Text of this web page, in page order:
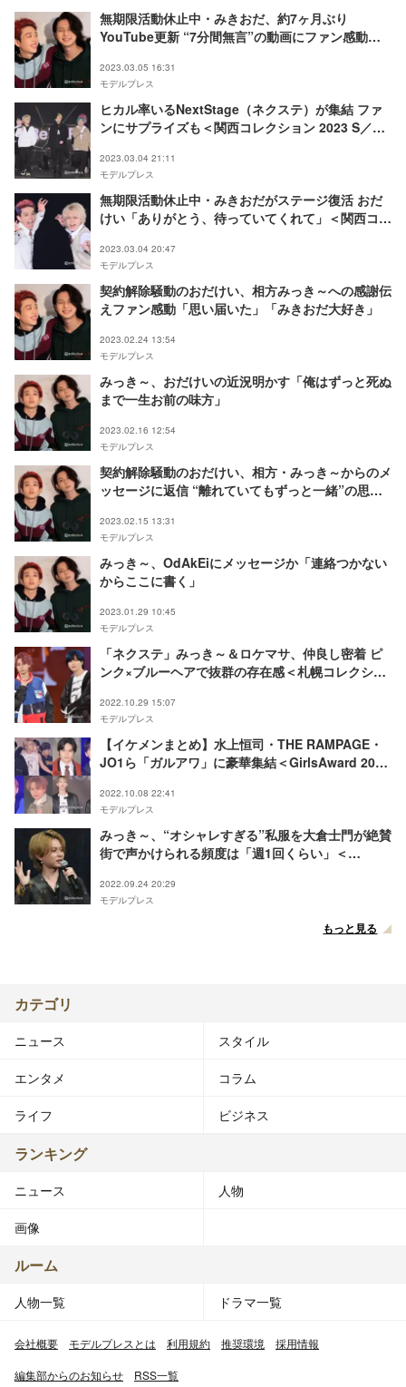
無期限活動休止中・みきおだ、約7ヶ月ぶり
YouTube更新 “7分間無言”の動画にファン感動
2023.03.05 16:31
モデルプレス
ヒカル率いるNextStage（ネクステ）が集結 ファ
ンにサプライズも＜関西コレクション 2023 S／S
2023.03.04 21:11
モデルプレス
無期限活動休止中・みきおだがステージ復活 おだ
けい「ありがとう、待っていてくれて」＜関西コレ
2023.03.04 20:47
モデルプレス
契約解除騒動のおだけい、相方みっき～への感謝伝
えファン感動「思い届いた」「みきおだ大好き」
2023.02.24 13:54
モデルプレス
みっき～、おだけいの近況明かす「俺はずっと死ぬ
まで一生お前の味方」
2023.02.16 12:54
モデルプレス
契約解除騒動のおだけい、相方・みっき～からのメ
ッセージに返信 “離れていてもずっと一緒”の思い
2023.02.15 13:31
モデルプレス
みっき～、OdAkEiにメッセージか「連絡つかない
からここに書く」
2023.01.29 10:45
モデルプレス
「ネクステ」みっき～＆ロケマサ、仲良し密着 ピ
ンク×ブルーヘアで抜群の存在感＜札幌コレクショ
2022.10.29 15:07
モデルプレス
【イケメンまとめ】水上恒司・THE RAMPAGE・
JO1ら「ガルアワ」に豪華集結＜GirlsAward 2022
2022.10.08 22:41
モデルプレス
みっき～、“オシャレすぎる”私服を大倉士門が絶賛
街で声かけられる頻度は「週1回くらい」＜
2022.09.24 20:29
モデルプレス
もっと見る
カテゴリ
ニュース スタイル
エンタメ コラム
ライフ ビジネス
ランキング
ニュース 人物
画像
ルーム
人物一覧 ドラマ一覧
会社概要 モデルプレスとは 利用規約 推奨環境 採用情報
編集部からのお知らせ RSS一覧